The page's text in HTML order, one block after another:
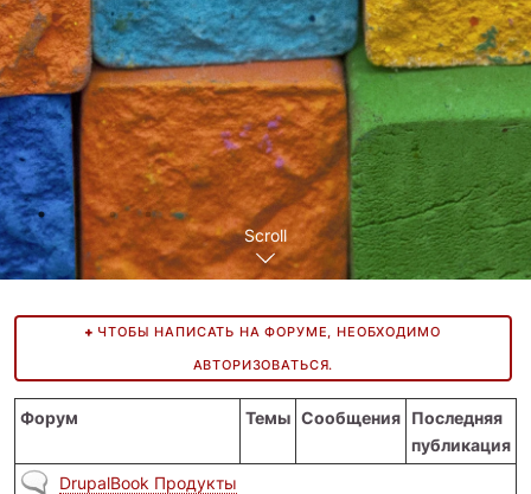
Scroll
ЧТОБЫ НАПИСАТЬ НА ФОРУМЕ, НЕОБХОДИМО
АВТОРИЗОВАТЬСЯ.
Форум Темы Сообщения Последняя
публикация
Нет новых сообщений
DrupalBook Продукты